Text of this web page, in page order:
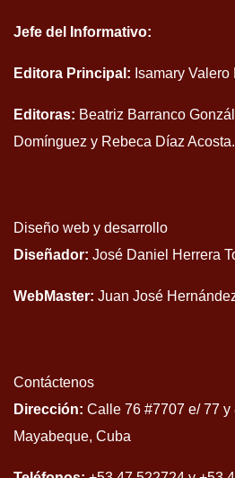
Jefe del Informativo:
Editora Principal: Isamary Valero
Editoras: Beatriz Barranco
Domínguez y Rebeca Díaz Acosta.
Diseño web y desarrollo
Diseñador: José Daniel Herrera
WebMaster: Juan José
Contáctenos
Dirección: Calle 76 #7707 e/ 77 y
Mayabeque, Cuba